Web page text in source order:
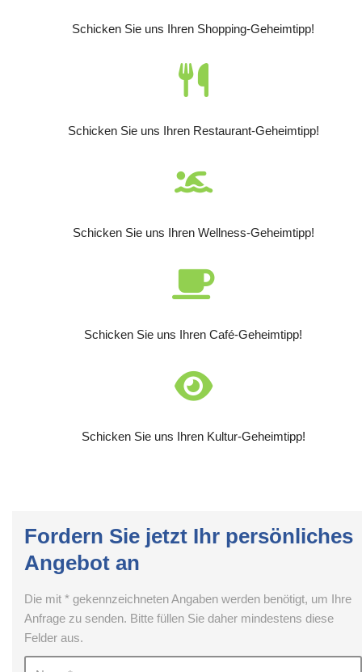
Schicken Sie uns Ihren Shopping-Geheimtipp!
Schicken Sie uns Ihren Restaurant-Geheimtipp!
Schicken Sie uns Ihren Wellness-Geheimtipp!
Schicken Sie uns Ihren Café-Geheimtipp!
Schicken Sie uns Ihren Kultur-Geheimtipp!
Fordern Sie jetzt Ihr persönliches
Angebot an
Die mit * gekennzeichneten Angaben werden benötigt, um Ihre
Anfrage zu senden. Bitte füllen Sie daher mindestens diese
Felder aus.